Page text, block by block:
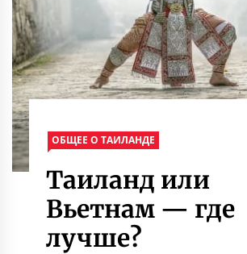
ОБЩЕЕ О ТАИЛАНДЕ
Таиланд или
Вьетнам — где
лучше?